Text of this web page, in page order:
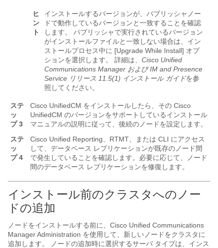
ヒ
ン
ト
インストールするバージョンが、パブリッシャノー
ドで動作しているバージョンと一致することを確認
します。 パブリッシャで実行されているバージョン
がインストールファイルと一致しない場合は、イン
ストールプロセス中に [Upgrade While Install] オプ
ションを選択します。 詳細は、 Cisco Unified
Communications Manager および IM and Presence
Service リリース 11.5(1) インストール ガイドを参
照してください。
ステ
ッ
プ 3
Cisco UnifiedCM をインストールしたら、その Cisco
UnifiedCM のバージョンをサポートしているインストール
マニュアルの説明に従って、後続のノードを設定します。
ステ
ッ
プ 4
Cisco Unified Reporting 、RTMT、または CLI にアクセス
して、データベース レプリケーションが既存のノード間
で発生していることを確認します。必要に応じて、ノード
間のデータベース レプリケーションを修復します。
インストール前のクラスタへのノー
ドの追加
ノードをインストールする前に、 Cisco Unified Communications
ManagerAdministration を使用して、新しいノードをクラスタに
追加します。 ノードの追加時に選択するサーバ タイプは、インス